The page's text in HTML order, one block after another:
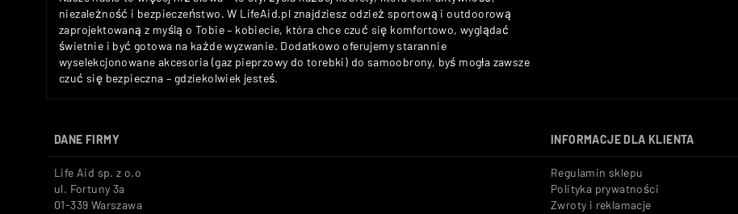
niezależność i bezpieczeństwo. W LifeAid.pl znajdziesz odzież sportową i outdoorową
zaprojektowaną z myślą o Tobie – kobiecie, która chce czuć się komfortowo, wyglądać
świetnie i być gotowa na każde wyzwanie. Dodatkowo oferujemy starannie
wyselekcjonowane akcesoria (gaz pieprzowy do torebki) do samoobrony, byś mogła zawsze
czuć się bezpieczna – gdziekolwiek jesteś.
DANE FIRMY INFORMACJE DLA KLIENTA
Life Aid sp. z o.o
ul. Fortuny 3a
01-339 Warszawa
Regulamin sklepu
Polityka prywatności
Zwroty i reklamacje